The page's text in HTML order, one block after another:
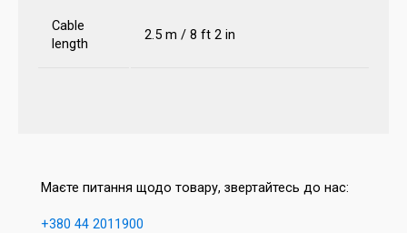
Cable
length
2.5 m / 8 ft 2 in
Маєте питання щодо товару, звертайтесь до нас:
+380 44 2011900